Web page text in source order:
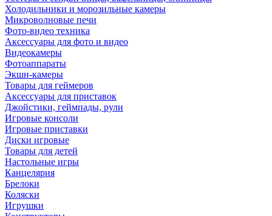
Холодильники и морозильные камеры
Микроволновые печи
Фото-видео техника
Аксессуары для фото и видео
Видеокамеры
Фотоаппараты
Экшн-камеры
Товары для геймеров
Аксессуары для приставок
Джойстики, геймпады, рули
Игровые консоли
Игровые приставки
Диски игровые
Товары для детей
Настольные игры
Канцелярия
Брелоки
Коляски
Игрушки